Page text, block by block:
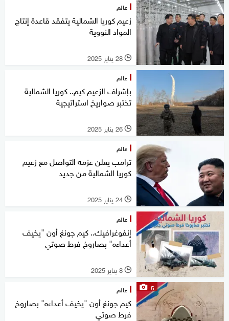
عالم
زعيم كوريا الشمالية يتفقد قاعدة إنتاج
المواد النووية
l 28 يناير 2025
عالم
بإشراف الزعيم كيم.. كوريا الشمالية
تختبر صواريخ استراتيجية
l 26 يناير 2025
عالم
ترامب يعلن عزمه التواصل مع زعيم
كوريا الشمالية من جديد
l 24 يناير 2025
عالم
إنفوغرافيك.. كيم جونغ أون "يخيف
أعداءه" بصاروخ فرط صوتي
l 8 يناير 2025
5 عالم
كيم جونغ أون "يخيف أعداءه" بصاروخ
فرط صوتي